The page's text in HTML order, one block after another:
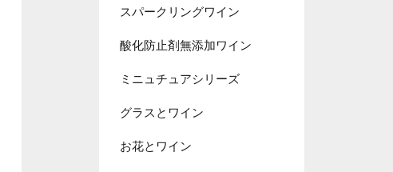
スパークリングワイン
酸化防止剤無添加ワイン
ミニュチュアシリーズ
グラスとワイン
お花とワイン